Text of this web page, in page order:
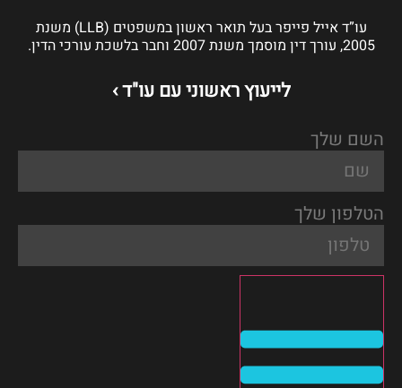
עו”ד אייל פייפר בעל תואר ראשון במשפטים (LLB) משנת
2005, עורך דין מוסמך משנת 2007 וחבר בלשכת עורכי הדין.
לייעוץ ראשוני עם עו"ד ›
השם שלך
הטלפון שלך